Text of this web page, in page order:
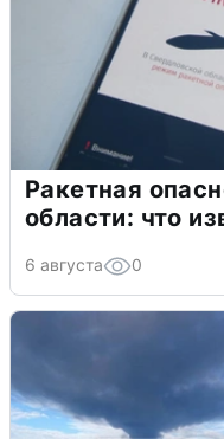
Ракетная
области: что
6 августа 0